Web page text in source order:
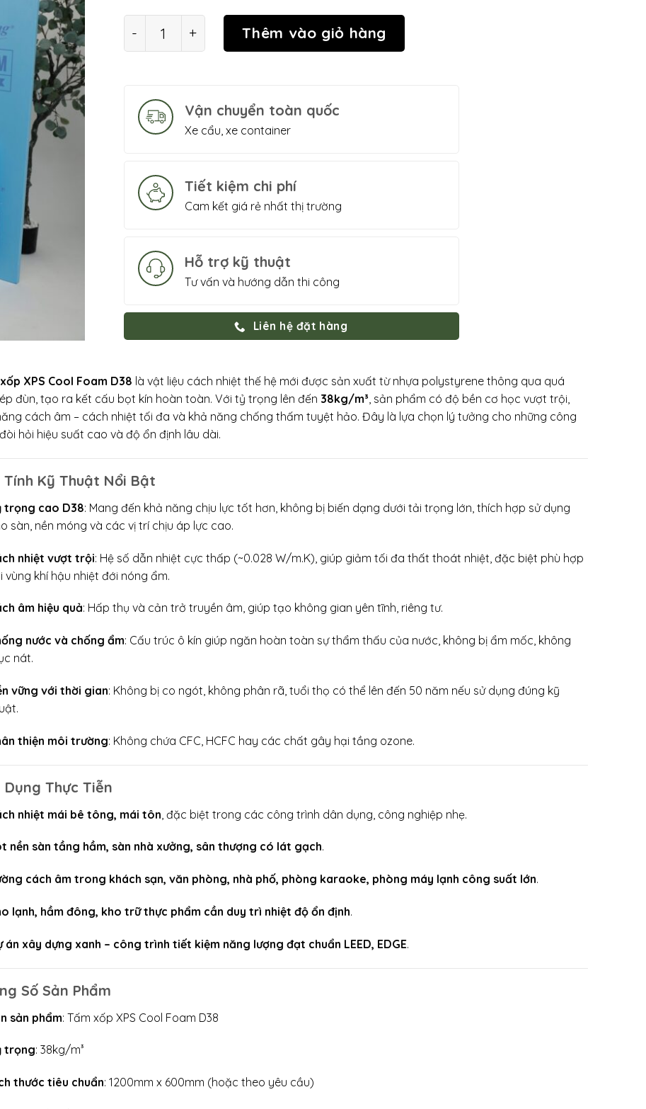
Tấm xốp XPS Cool Foam cách âm, cách nhiệt D38 số lượng
Thêm vào giỏ hàng
Vận chuyển toàn quốc
Xe cẩu, xe container
Tiết kiệm chi phí
Cam kết giá rẻ nhất thị trường
Hỗ trợ kỹ thuật
Tư vấn và hướng dẫn thi công
Liên hệ đặt hàng
XPS Cool Foam D38 là vật liệu cách nhiệt thế hệ mới được sản xuất từ nhựa polystyrene thông qua quá
đùn, tạo ra kết cấu bọt kín hoàn toàn. Với tỷ trọng lên đến 38kg/m³ , sản phẩm có độ bền cơ học vượt trội,
cách âm – cách nhiệt tối đa và khả năng chống thấm tuyệt hảo. Đây là lựa chọn lý tưởng cho những công
hỏi hiệu suất cao và độ ổn định lâu dài.
Kỹ Thuật Nổi Bật
trọng cao D38: Mang đến khả năng chịu lực tốt hơn, không bị biến dạng dưới tải trọng lớn, thích hợp sử dụng
sàn, nền móng và các vị trí chịu áp lực cao.
nhiệt vượt trội: Hệ số dẫn nhiệt cực thấp (~0.028 W/m.K), giúp giảm tối đa thất thoát nhiệt, đặc biệt phù hợp
vùng khí hậu nhiệt đới nóng ẩm.
âm hiệu quả: Hấp thụ và cản trở truyền âm, giúp tạo không gian yên tĩnh, riêng tư.
nước và chống ẩm: Cấu trúc ô kín giúp ngăn hoàn toàn sự thẩm thấu của nước, không bị ẩm mốc, không
nát.
vững với thời gian: Không bị co ngót, không phân rã, tuổi thọ có thể lên đến 50 năm nếu sử dụng đúng kỹ
thiện môi trường: Không chứa CFC, HCFC hay các chất gây hại tầng ozone.
Dụng Thực Tiễn
nhiệt mái bê tông, mái tôn , đặc biệt trong các công trình dân dụng, công nghiệp nhẹ.
nền sàn tầng hầm, sàn nhà xưởng, sân thượng có lát gạch.
cách âm trong khách sạn, văn phòng, nhà phố, phòng karaoke, phòng máy lạnh công suất lớn.
lạnh, hầm đông, kho trữ thực phẩm cần duy trì nhiệt độ ổn định.
án xây dựng xanh – công trình tiết kiệm năng lượng đạt chuẩn LEED, EDGE.
Số Sản Phẩm
sản phẩm: Tấm xốp XPS Cool Foam D38
trọng: 38kg/m³
thước tiêu chuẩn: 1200mm x 600mm (hoặc theo yêu cầu)